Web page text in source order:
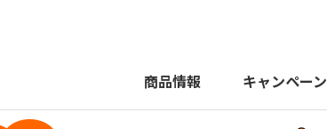
商品情報 キャンペーン